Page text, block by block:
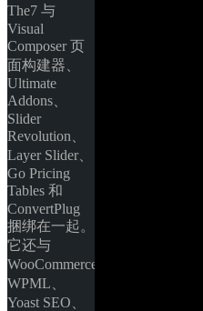
The7 与
Visual
Composer 页
面构建器、
Ultimate
Addons、
Slider
Revolution、
Layer Slider、
Go Pricing
Tables 和
ConvertPlug
捆绑在一起。
它还与
WooCommerce、
WPML、
Yoast SEO、